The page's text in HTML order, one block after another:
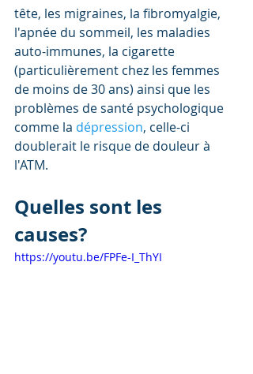
tête, les migraines, la fibromyalgie,
l'apnée du sommeil, les maladies
auto-immunes, la cigarette
(particulièrement chez les femmes
de moins de 30 ans) ainsi que les
problèmes de santé psychologique
comme la dépression, celle-ci
doublerait le risque de douleur à
l'ATM.
Quelles sont les
causes?
https://youtu.be/FPFe-I_ThYI